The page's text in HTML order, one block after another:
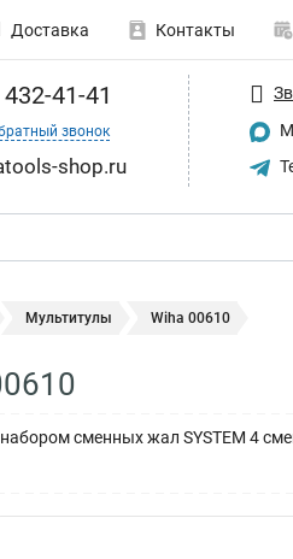
Доставка Контакты
41-41
звонок
shop.ru
Мультитулы Wiha 00610
сменных жал SYSTEM 4